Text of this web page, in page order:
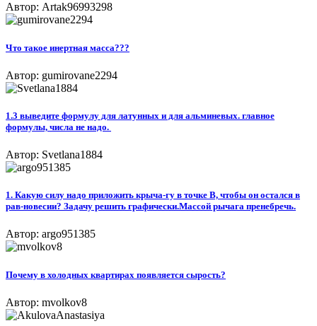
Автор: Artak96993298
Что такое инертная масса???​
Автор: gumirovane2294
1.3 выведите формулу для латунных и для альминевых. главное
формулы, числа не надо. ​
Автор: Svetlana1884
1. Какую силу надо приложить крыча-гу в точке B, чтобы он остался в
рав-новесии? Задачу решить графически.Массой рычага пренебречь.​
Автор: argo951385
Почему в холодных квартирах появляется сырость?
Автор: mvolkov8